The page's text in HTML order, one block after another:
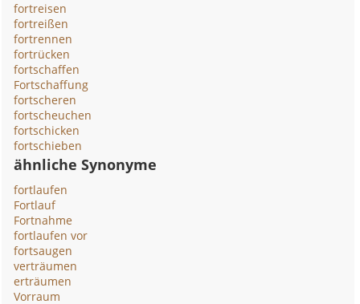
fortreisen
fortreißen
fortrennen
fortrücken
fortschaffen
Fortschaffung
fortscheren
fortscheuchen
fortschicken
fortschieben
ähnliche Synonyme
fortlaufen
Fortlauf
Fortnahme
fortlaufen vor
fortsaugen
verträumen
erträumen
Vorraum